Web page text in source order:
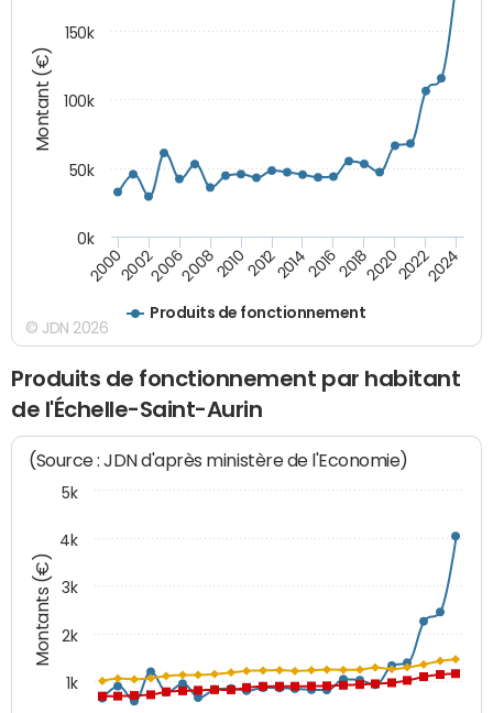
Montant (€)
Produits de fonctionnement
200020022006200820102012201420162018202020222024
0k
50k
100k
150k
© JDN 2026
Produits de fonctionnement par habitant
de l'Échelle-Saint-Aurin
Montants (€)
(Source : JDN d'après ministère de l'Economie)
1k
2k
3k
4k
5k